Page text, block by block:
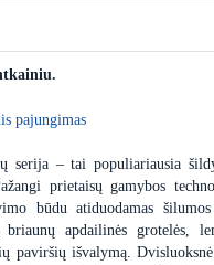
pajungimas
– tai populiariausia
prietaisų gamybos
būdu atiduodamas
apdailinės grotelės,
paviršių išvalymą.